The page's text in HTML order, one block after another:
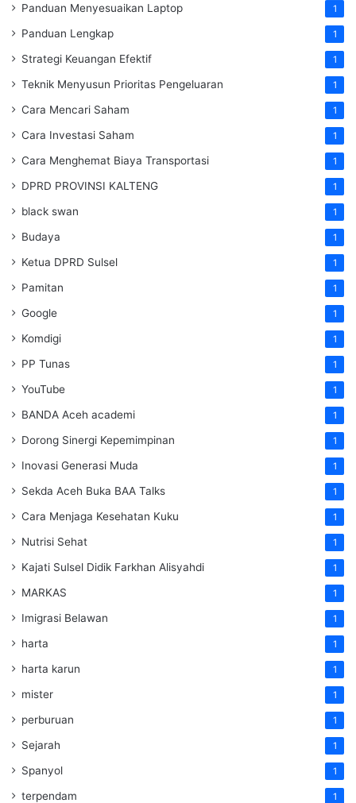
Panduan Menyesuaikan Laptop 1
Panduan Lengkap 1
Strategi Keuangan Efektif 1
Teknik Menyusun Prioritas Pengeluaran 1
Cara Mencari Saham 1
Cara Investasi Saham 1
Cara Menghemat Biaya Transportasi 1
DPRD PROVINSI KALTENG 1
black swan 1
Budaya 1
Ketua DPRD Sulsel 1
Pamitan 1
Google 1
Komdigi 1
PP Tunas 1
YouTube 1
BANDA Aceh academi 1
Dorong Sinergi Kepemimpinan 1
Inovasi Generasi Muda 1
Sekda Aceh Buka BAA Talks 1
Cara Menjaga Kesehatan Kuku 1
Nutrisi Sehat 1
Kajati Sulsel Didik Farkhan Alisyahdi 1
MARKAS 1
Imigrasi Belawan 1
harta 1
harta karun 1
mister 1
perburuan 1
Sejarah 1
Spanyol 1
terpendam 1